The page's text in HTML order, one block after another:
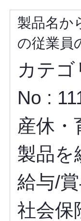
製品名か
の従業員
カテゴ
No :
産休・
製品を
給与/
社会保